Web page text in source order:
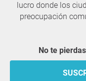
lucro donde los
preocupación
No te